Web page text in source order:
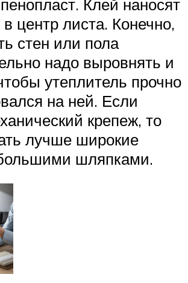
Клей наносят
центр листа. Конечно,
стен или пола
надо выровнять и
утеплитель прочно
на ней. Если
крепеж, то
лучше широкие
шляпками.